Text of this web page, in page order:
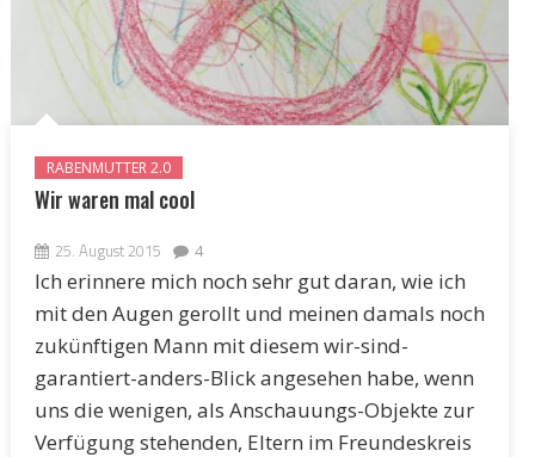
RABENMUTTER 2.0
Wir waren mal cool
25. August 2015 4
Ich erinnere mich noch sehr gut daran, wie ich
mit den Augen gerollt und meinen damals noch
zukünftigen Mann mit diesem wir-sind-
garantiert-anders-Blick angesehen habe, wenn
uns die wenigen, als Anschauungs-Objekte zur
Verfügung stehenden, Eltern im Freundeskreis